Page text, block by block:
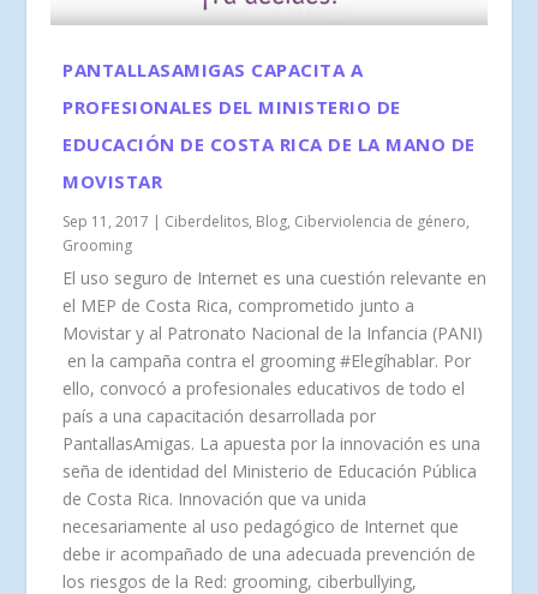
PANTALLASAMIGAS CAPACITA A
PROFESIONALES DEL MINISTERIO DE
EDUCACIÓN DE COSTA RICA DE LA MANO DE
MOVISTAR
Sep 11, 2017 | Ciberdelitos, Blog, Ciberviolencia de género,
Grooming
El uso seguro de Internet es una cuestión relevante en
el MEP de Costa Rica, comprometido junto a
Movistar y al Patronato Nacional de la Infancia (PANI)
en la campaña contra el grooming #Elegíhablar. Por
ello, convocó a profesionales educativos de todo el
país a una capacitación desarrollada por
PantallasAmigas. La apuesta por la innovación es una
seña de identidad del Ministerio de Educación Pública
de Costa Rica. Innovación que va unida
necesariamente al uso pedagógico de Internet que
debe ir acompañado de una adecuada prevención de
los riesgos de la Red: grooming, ciberbullying,